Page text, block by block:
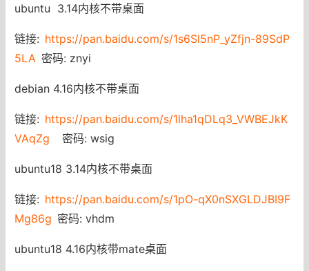
ubuntu 3.14内核不带桌面
链接: https://pan.baidu.com/s/1s6Sl5nP_yZfjn-89SdP
5LA 密码: znyi
debian 4.16内核不带桌面
链接: https://pan.baidu.com/s/1lha1qDLq3_VWBEJkK
VAqZg
密码: wsig
ubuntu18 3.14内核不带桌面
链接: https://pan.baidu.com/s/1pO-qX0nSXGLDJBI9F
Mg86g 密码: vhdm
ubuntu18 4.16内核带mate桌面